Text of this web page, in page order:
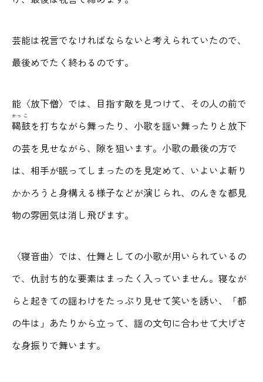
芸能は祝言でなければならないと考えられていたので、
最後めでたく終わるのです。
能〈放下僧〉では、目指す敵を見つけて、その人の前で
鞨
かっ
鼓
こ
を打ちながら舞ったり、小歌を謡い舞ったりと放下
の芸を見せながら、隙を狙います。小歌の最後の方で
は、相手が眠ってしまったのを見定めて、いよいよ斬り
かかろうと身構える様子などが演じられ、のんきな都見
物の雰囲気は消し飛びます。
〈寝音曲〉では、仕舞としての小歌が用いられているの
で、仇討ち的な要素はまったく入っていません。寝なが
らと起きての謡わけをたっぷり見せて笑いを誘い、「都
の牛は」あたりから立って、謡の文句に合わせて大げさ
な身振りで舞います。